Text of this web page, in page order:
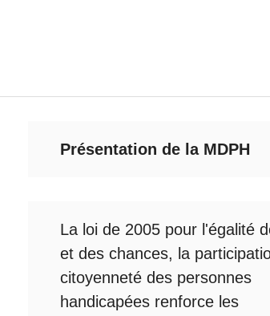
Présentation de la MDPH
La loi de 2005 pour l'égalité
et des chances, la
citoyenneté des personnes
handicapées renforce les